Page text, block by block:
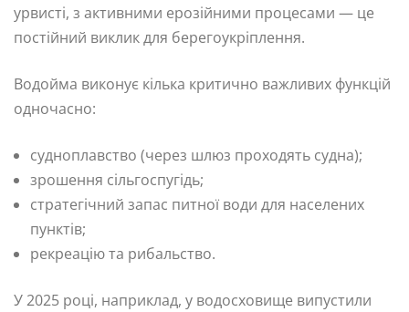
урвисті, з активними ерозійними процесами — це
постійний виклик для берегоукріплення.
Водойма виконує кілька критично важливих функцій
одночасно:
судноплавство (через шлюз проходять судна);
зрошення сільгоспугідь;
стратегічний запас питної води для населених
пунктів;
рекреацію та рибальство.
У 2025 році, наприклад, у водосховище випустили